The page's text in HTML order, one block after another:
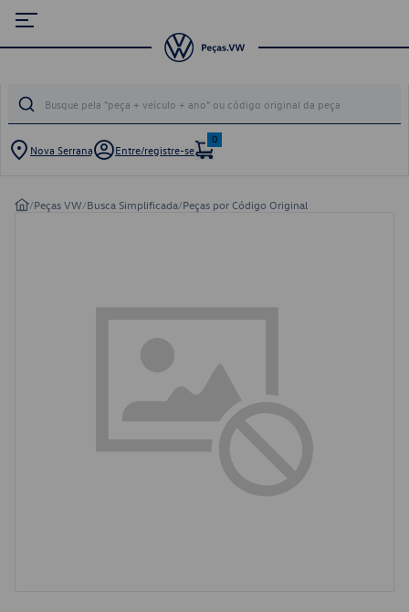
Nova Serrana Entre/registre-se
0
/Peças VW/Busca Simplificada/Peças por Código Original